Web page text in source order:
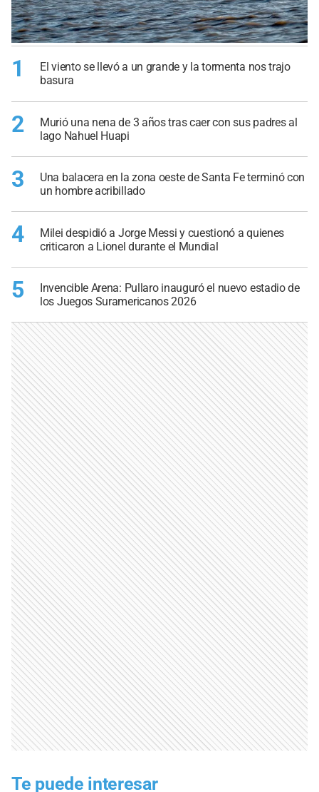
1
El viento se llevó a un grande y la tormenta nos trajo
basura
2
Murió una nena de 3 años tras caer con sus padres al
lago Nahuel Huapi
3
Una balacera en la zona oeste de Santa Fe terminó con
un hombre acribillado
4
Milei despidió a Jorge Messi y cuestionó a quienes
criticaron a Lionel durante el Mundial
5
Invencible Arena: Pullaro inauguró el nuevo estadio de
los Juegos Suramericanos 2026
Te puede interesar